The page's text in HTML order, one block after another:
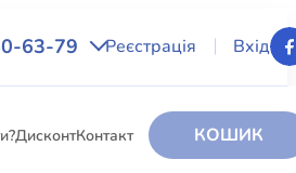
63-79 Реєстрація Вхід
ДисконтКонтакт КОШИК